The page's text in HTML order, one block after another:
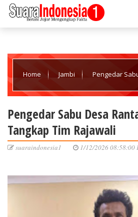
Home Jambi Pengedar
Pengedar Sabu Desa
Tangkap Tim Rajawali
suaraindonesia1 1/12/2026 08:58:00